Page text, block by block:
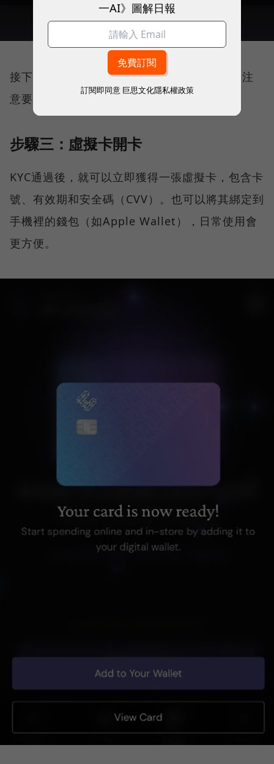
接下來填寫一些基本的個人資料，即可完成。注
意要確認「我不是PEP（政治敏感人士）」。
步驟三：虛擬卡開卡
KYC通過後，就可以立即獲得一張虛擬卡，包含卡
號、有效期和安全碼（CVV）。也可以將其綁定到
手機裡的錢包（如Apple Wallet），日常使用會
更方便。
一AI》圖解日報
訂閱即同意 巨思文化隱私權政策